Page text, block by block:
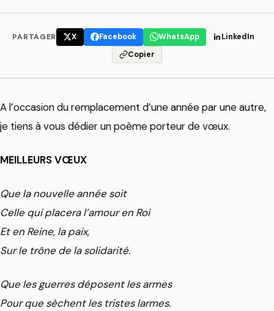
PARTAGER X Facebook WhatsApp
LinkedIn
Copier
A l’occasion du remplacement d’une année par une autre,
je tiens à vous dédier un poème porteur de vœux.
MEILLEURS VŒUX
Que la nouvelle année soit
Celle qui placera l’amour en Roi
Et en Reine, la paix,
Sur le trône de la solidarité.
Que les guerres déposent les armes
Pour que sèchent les tristes larmes.